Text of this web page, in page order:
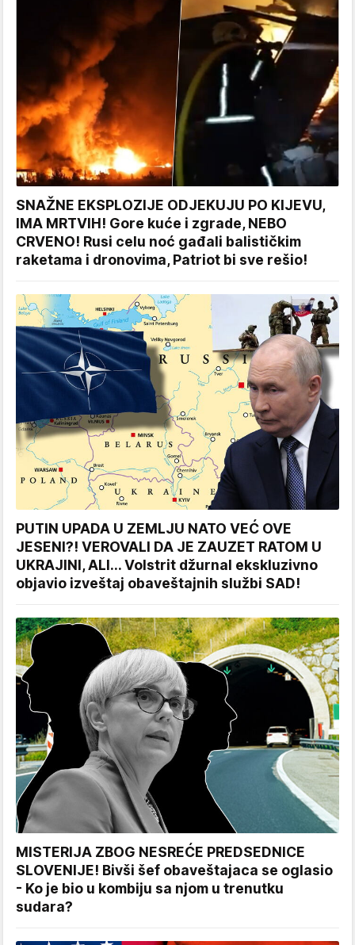
SNAŽNE EKSPLOZIJE ODJEKUJU PO KIJEVU,
IMA MRTVIH! Gore kuće i zgrade, NEBO
CRVENO! Rusi celu noć gađali balističkim
raketama i dronovima, Patriot bi sve rešio!
PUTIN UPADA U ZEMLJU NATO VEĆ OVE
JESENI?! VEROVALI DA JE ZAUZET RATOM U
UKRAJINI, ALI... Volstrit džurnal ekskluzivno
objavio izveštaj obaveštajnih službi SAD!
MISTERIJA ZBOG NESREĆE PREDSEDNICE
SLOVENIJE! Bivši šef obaveštajaca se oglasio
- Ko je bio u kombiju sa njom u trenutku
sudara?